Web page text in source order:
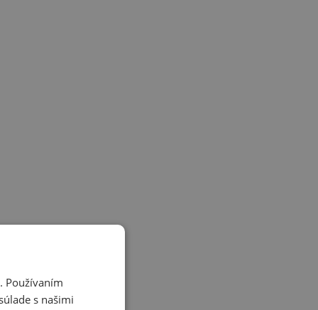
Používaním
s našimi